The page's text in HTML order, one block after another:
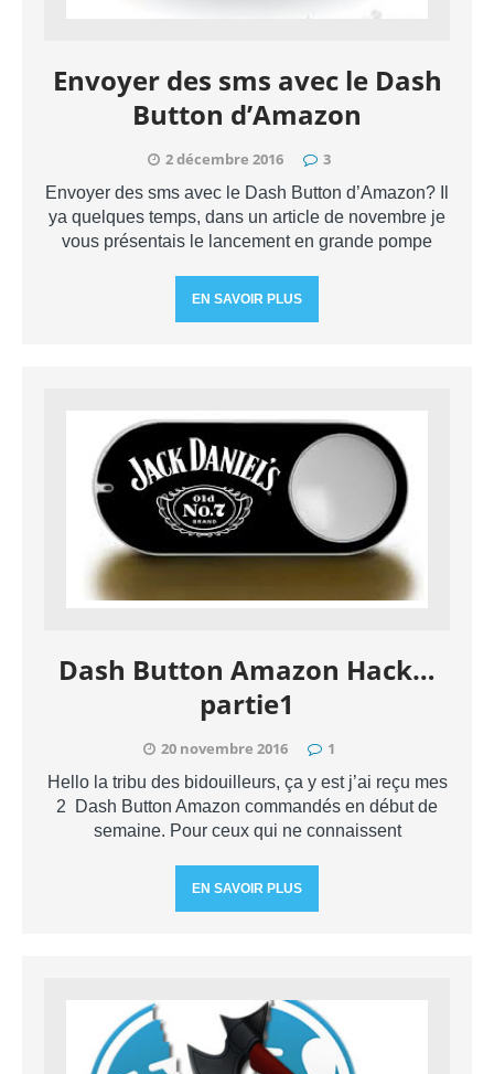
Envoyer des sms avec le Dash
Button d’Amazon
2 décembre 2016 3
Envoyer des sms avec le Dash Button d’Amazon? Il
ya quelques temps, dans un article de novembre je
vous présentais le lancement en grande pompe
EN SAVOIR PLUS
Dash Button Amazon Hack…
partie1
20 novembre 2016 1
Hello la tribu des bidouilleurs, ça y est j’ai reçu mes
2 Dash Button Amazon commandés en début de
semaine. Pour ceux qui ne connaissent
EN SAVOIR PLUS